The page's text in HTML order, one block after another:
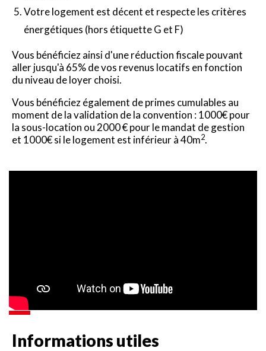
Votre logement est décent et respecte les critères
énergétiques (hors étiquette G et F)
Vous bénéficiez ainsi d'une réduction fiscale pouvant
aller jusqu'à 65% de vos revenus locatifs en fonction
du niveau de loyer choisi.
Vous bénéficiez également de primes cumulables au
moment de la validation de la convention : 1000€ pour
la sous-location ou 2000 € pour le mandat de gestion
et 1000€ si le logement est inférieur à 40m2.
Informations utiles